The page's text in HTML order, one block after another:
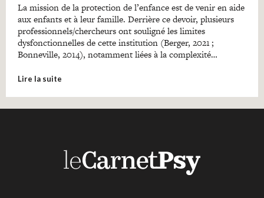
La mission de la protection de l’enfance est de venir en aide
aux enfants et à leur famille. Derrière ce devoir, plusieurs
professionnels/chercheurs ont souligné les limites
dysfonctionnelles de cette institution (Berger, 2021 ;
Bonneville, 2014), notamment liées à la complexité…
Lire la suite